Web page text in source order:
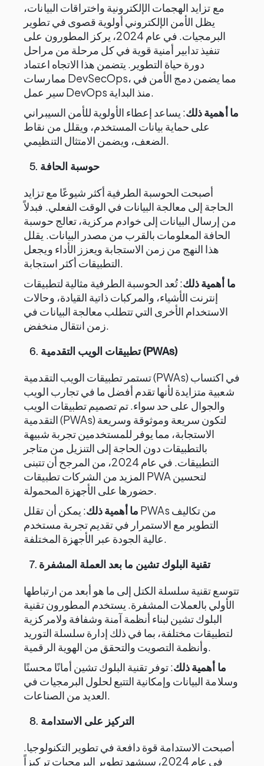
مع تزايد الهجمات الإلكترونية واختراقات البيانات،
يظل الأمن الإلكتروني أولوية قصوى في تطوير
البرمجيات. في عام 2024، يركز المطورون على
تنفيذ تدابير أمنية قوية في كل مرحلة من مراحل
دورة حياة التطوير. يتضمن هذا الاتجاه اعتماد
ممارسات DevSecOps، مما يضمن دمج الأمن في
سير عمل DevOps منذ البداية.
ما أهمية ذلك: يساعد إعطاء الأولوية للأمن السيبراني
على حماية بيانات المستخدم، ويقلل من نقاط
الضعف، ويضمن الامتثال التنظيمي.
5. حوسبة الحافة
أصبحت الحوسبة الطرفية أكثر شيوعًا مع تزايد
الحاجة إلى معالجة البيانات في الوقت الفعلي. فبدلاً
من إرسال البيانات إلى خوادم مركزية، تعالج حوسبة
الحافة المعلومات بالقرب من مصدر البيانات. يقلل
هذا النهج من زمن الاستجابة ويعزز الأداء ويجعل
التطبيقات أكثر استجابة.
ما أهمية ذلك: تُعد الحوسبة الطرفية مثالية لتطبيقات
إنترنت الأشياء، والمركبات ذاتية القيادة، وحالات
الاستخدام الأخرى التي تتطلب معالجة البيانات في
زمن انتقال منخفض.
6. تطبيقات الويب التقدمية (PWAs)
تستمر تطبيقات الويب التقدمية (PWAs) في اكتساب
شعبية متزايدة لأنها تقدم أفضل ما في تجارب الويب
والجوال على حد سواء. تم تصميم تطبيقات الويب
التقدمية (PWAs) لتكون سريعة وموثوقة وسريعة
الاستجابة، مما يوفر للمستخدمين تجربة شبيهة
بالتطبيقات دون الحاجة إلى التنزيل من متاجر
التطبيقات. في عام 2024، من المرجح أن تتبنى
المزيد من الشركات تطبيقات PWA لتحسين
حضورها على الأجهزة المحمولة.
ما أهمية ذلك: يمكن أن تقلل PWAs من تكاليف
التطوير مع الاستمرار في تقديم تجربة مستخدم
عالية الجودة عبر الأجهزة المختلفة.
7. تقنية البلوك تشين ما بعد العملة المشفرة
تتوسع تقنية سلسلة الكتل إلى ما هو أبعد من ارتباطها
الأولي بالعملات المشفرة. يستخدم المطورون تقنية
البلوك تشين لبناء أنظمة آمنة وشفافة ولامركزية
لتطبيقات مختلفة، بما في ذلك إدارة سلسلة التوريد
وأنظمة التصويت والتحقق من الهوية الرقمية.
ما أهمية ذلك: توفر تقنية البلوك تشين أمانًا محسنًا
وسلامة البيانات وإمكانية التتبع لحلول البرمجيات في
العديد من الصناعات.
8. التركيز على الاستدامة
أصبحت الاستدامة قوة دافعة في تطوير التكنولوجيا.
في عام 2024، سيشهد تطوير البرمجيات تركيزاً